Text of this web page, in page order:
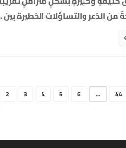
من الذعر والتساؤلات الخطيرة بين
2 3 4 5 6 ... 44